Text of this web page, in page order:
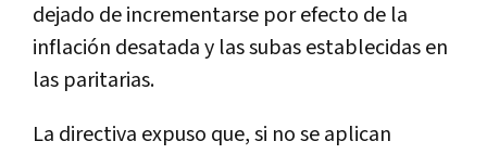
dejado de incrementarse por efecto de la
inflación desatada y las subas establecidas en
las paritarias.
La directiva expuso que, si no se aplican